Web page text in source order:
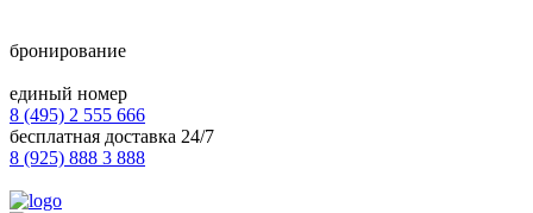
бронирование
единый номер
8 (495) 2 555 666
бесплатная доставка 24/7
8 (925) 888 3 888